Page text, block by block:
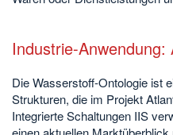
Industrie-Anwendung:
Die Wasserstoff-Ontologie ist
Strukturen, die im Projekt
Integrierte Schaltungen IIS